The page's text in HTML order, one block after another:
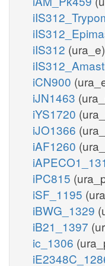
iIS312 (ura_e)
iCN900
iJN1463
iYS1720
iJO1366
iAF1260
iPC815
iSF_1195
iBWG_1329
iB21_1397
ic_1306